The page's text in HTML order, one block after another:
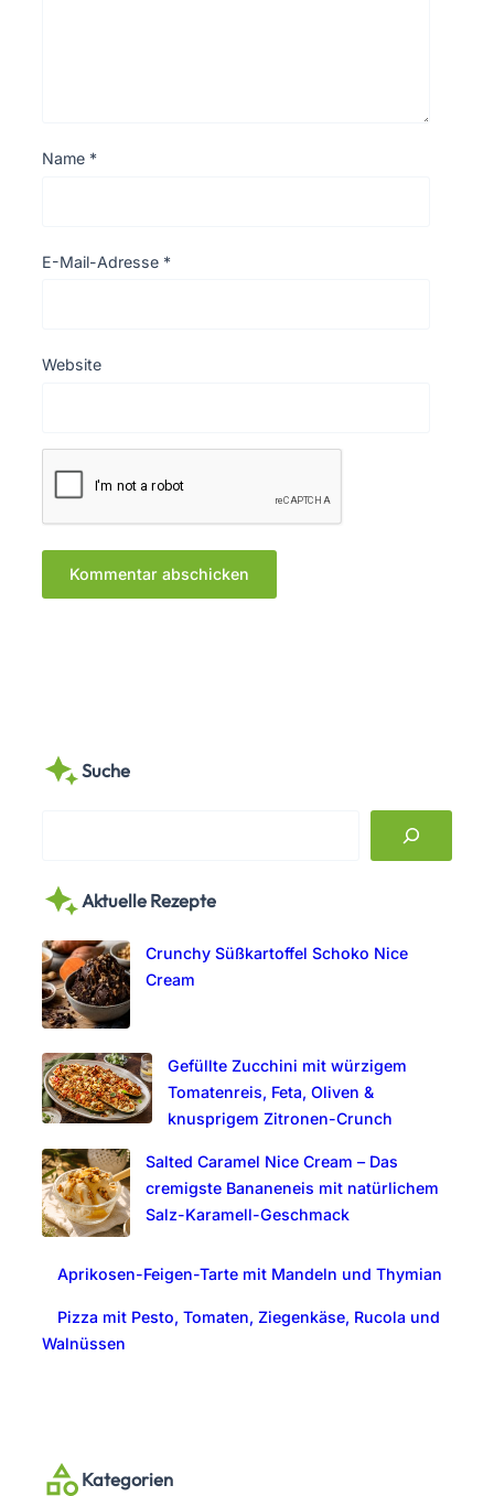
Name *
E-Mail-Adresse *
Website
Suche
r
h
Aktuelle Rezepte
Crunchy Süßkartoffel Schoko Nice
Cream
Gefüllte Zucchini mit würzigem
Tomatenreis, Feta, Oliven &
knusprigem Zitronen-Crunch
Salted Caramel Nice Cream – Das
cremigste Bananeneis mit natürlichem
Salz-Karamell-Geschmack
Aprikosen-Feigen-Tarte mit Mandeln und Thymian
Pizza mit Pesto, Tomaten, Ziegenkäse, Rucola und
Walnüssen
Kategorien